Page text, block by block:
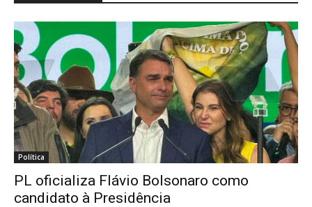
Política
PL oficializa Flávio Bolsonaro como
candidato à Presidência